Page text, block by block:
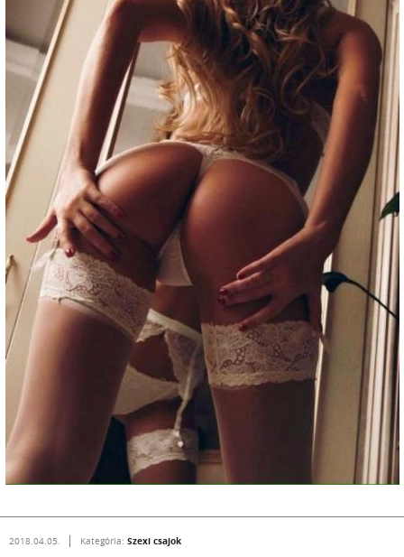
2018.04.05. Kategória: Szexi csajok